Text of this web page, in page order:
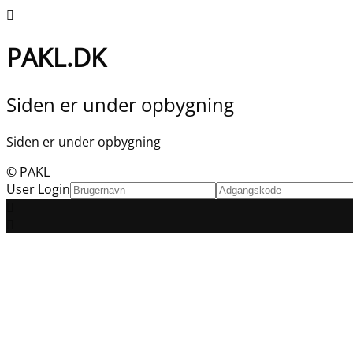
PAKL.DK
Siden er under opbygning
Siden er under opbygning
© PAKL
User Login